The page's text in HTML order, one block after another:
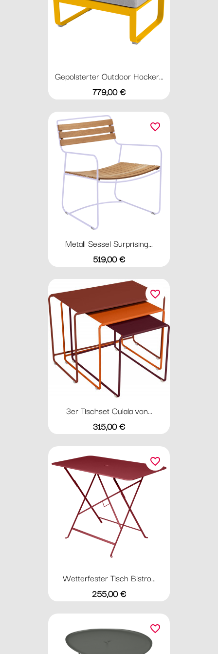
Gepolsterter Outdoor Hocker...
Preis
779,00 €
Metall Sessel Surprising...
Preis
519,00 €
favorite_border
3er Tischset Oulala von...
Preis
315,00 €
favorite_border
Wetterfester Tisch Bistro...
Preis
255,00 €
favorite_border
favorite_border